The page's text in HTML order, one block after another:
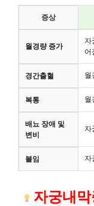
증상
월경량 증가
자
어
경간출혈 월
복통 월
배뇨 장애 및
변비
자
불임 자
자궁내